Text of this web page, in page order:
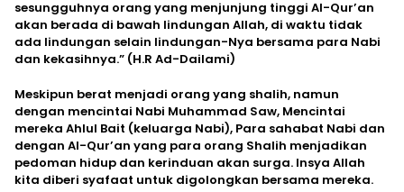
sesungguhnya orang yang menjunjung tinggi Al-Qur’an
akan berada di bawah lindungan Allah, di waktu tidak
ada lindungan selain lindungan-Nya bersama para Nabi
dan kekasihnya.” (H.R Ad-Dailami)
Meskipun berat menjadi orang yang shalih, namun
dengan mencintai Nabi Muhammad Saw, Mencintai
mereka Ahlul Bait (keluarga Nabi), Para sahabat Nabi dan
dengan Al-Qur’an yang para orang Shalih menjadikan
pedoman hidup dan kerinduan akan surga. Insya Allah
kita diberi syafaat untuk digolongkan bersama mereka.